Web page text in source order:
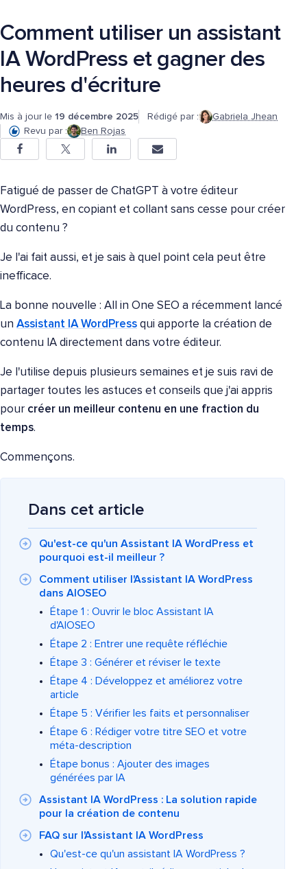
Comment utiliser un assistant
IA WordPress et gagner des
heures d'écriture
Mis à jour le 19 décembre 2025 Rédigé par :
Gabriela Jhean
Revu par :
Ben Rojas
Fatigué de passer de ChatGPT à votre éditeur
WordPress, en copiant et collant sans cesse pour créer
du contenu ?
Je l'ai fait aussi, et je sais à quel point cela peut être
inefficace.
La bonne nouvelle : All in One SEO a récemment lancé
un Assistant IA WordPress qui apporte la création de
contenu IA directement dans votre éditeur.
Je l'utilise depuis plusieurs semaines et je suis ravi de
partager toutes les astuces et conseils que j'ai appris
pour créer un meilleur contenu en une fraction du
temps.
Commençons.
Dans cet article
Qu'est-ce qu'un Assistant IA WordPress et
pourquoi est-il meilleur ?
Comment utiliser l'Assistant IA WordPress
dans AIOSEO
Étape 1 : Ouvrir le bloc Assistant IA
d'AIOSEO
Étape 2 : Entrer une requête réfléchie
Étape 3 : Générer et réviser le texte
Étape 4 : Développez et améliorez votre
article
Étape 5 : Vérifier les faits et personnaliser
Étape 6 : Rédiger votre titre SEO et votre
méta-description
Étape bonus : Ajouter des images
générées par IA
Assistant IA WordPress : La solution rapide
pour la création de contenu
FAQ sur l'Assistant IA WordPress
Qu'est-ce qu'un assistant IA WordPress ?